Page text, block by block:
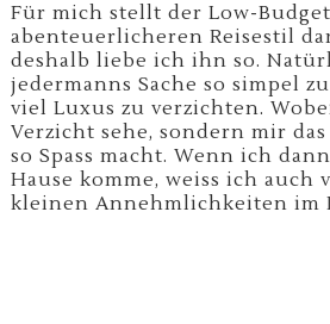
Für mich stellt der Low-
abenteuerlicheren Reisestil
deshalb liebe ich ihn so.
jedermanns Sache so simpel
viel Luxus zu verzichten.
Verzicht sehe, sondern mir
so Spass macht. Wenn ich
Hause komme, weiss ich auch
kleinen Annehmlichkeiten im